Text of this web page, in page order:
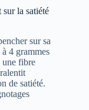
la satiété
sur sa
4 grammes
une fibre
de satiété.